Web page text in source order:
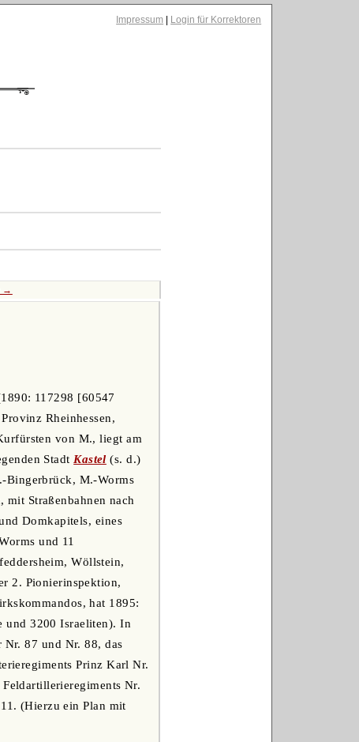
Impressum Login für Korrektoren
→
117298 [60547
Rheinhessen,
von M., liegt am
Stadt Kastel (s. d.)
Bingerbrück, M.-Worms
Straßenbahnen nach
Domkapitels, eines
und 11
Wöllstein,
2. Pionierinspektion,
hat 1895:
und 3200 Israeliten). In
Nr. 87 und Nr. 88, das
Prinz Karl Nr.
Nr.
(Hierzu ein Plan mit